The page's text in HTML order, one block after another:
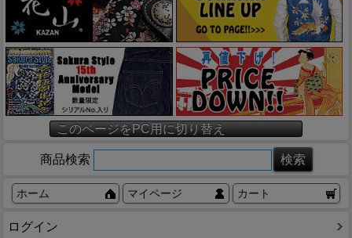
このページをPC用に切り替え
商品検索
ホーム マイページ カート
ログイン